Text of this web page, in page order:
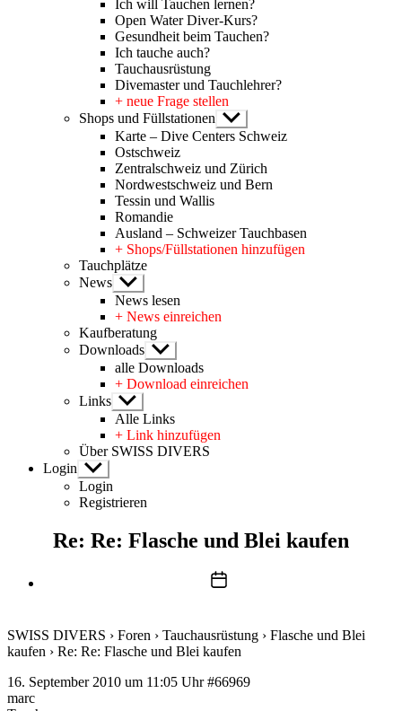
Ich will Tauchen lernen?
Open Water Diver-Kurs?
Gesundheit beim Tauchen?
Ich tauche auch?
Tauchausrüstung
Divemaster und Tauchlehrer?
+ neue Frage stellen
Shops und Füllstationen Untermenü
anzeigen
Karte – Dive Centers Schweiz
Ostschweiz
Zentralschweiz und Zürich
Nordwestschweiz und Bern
Tessin und Wallis
Romandie
Ausland – Schweizer Tauchbasen
+ Shops/Füllstationen hinzufügen
Tauchplätze
News Untermenü
anzeigen
News lesen
+ News einreichen
Kaufberatung
Downloads Untermenü
anzeigen
alle Downloads
+ Download einreichen
Links Untermenü
anzeigen
Alle Links
+ Link hinzufügen
Über SWISS DIVERS
Login Untermenü
anzeigen
Login
Registrieren
Re: Re: Flasche und Blei kaufen
Beitragsdatum
SWISS DIVERS › Foren › Tauchausrüstung › Flasche und Blei
kaufen › Re: Re: Flasche und Blei kaufen
16. September 2010 um 11:05 Uhr #66969
marc